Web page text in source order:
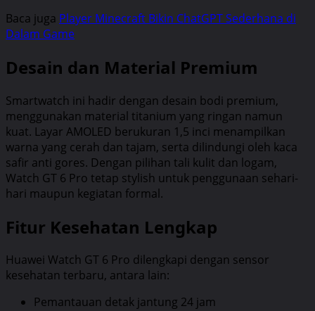
Baca juga Player Minecraft Bikin ChatGPT Sederhana di
Dalam Game
Desain dan Material Premium
Smartwatch ini hadir dengan desain bodi premium,
menggunakan material titanium yang ringan namun
kuat. Layar AMOLED berukuran 1,5 inci menampilkan
warna yang cerah dan tajam, serta dilindungi oleh kaca
safir anti gores. Dengan pilihan tali kulit dan logam,
Watch GT 6 Pro tetap stylish untuk penggunaan sehari-
hari maupun kegiatan formal.
Fitur Kesehatan Lengkap
Huawei Watch GT 6 Pro dilengkapi dengan sensor
kesehatan terbaru, antara lain:
Pemantauan detak jantung 24 jam